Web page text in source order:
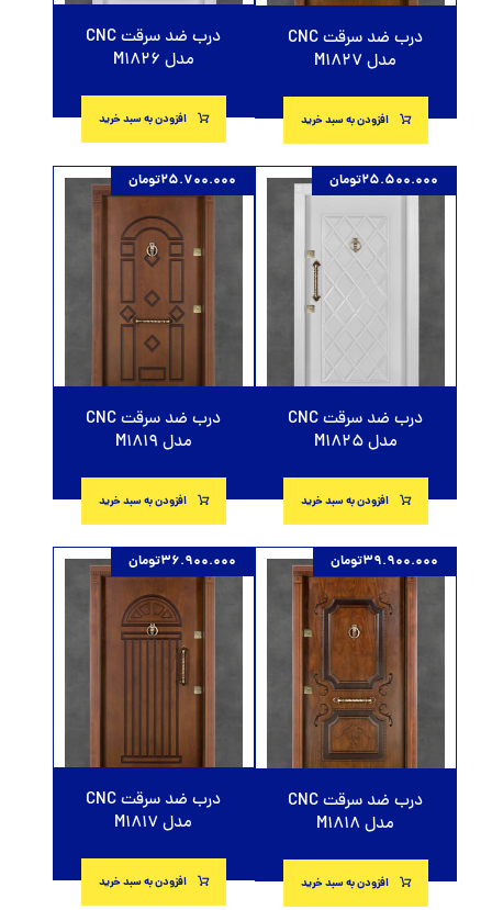
درب ضد سرقت CNC
مدل M1827
افزودن به سبد خرید
درب ضد سرقت CNC
مدل M1826
افزودن به سبد خرید
درب ضد سرقت CNC
مدل M1825
25.500.000تومان
افزودن به سبد خرید
درب ضد سرقت CNC
مدل M1819
25.700.000تومان
افزودن به سبد خرید
درب ضد سرقت CNC
مدل M1818
39.900.000تومان
افزودن به سبد خرید
درب ضد سرقت CNC
مدل M1817
36.900.000تومان
افزودن به سبد خرید